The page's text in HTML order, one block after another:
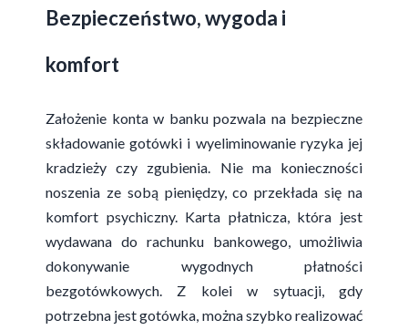
Bezpieczeństwo, wygoda i
komfort
Założenie konta w banku pozwala na bezpieczne
składowanie gotówki i wyeliminowanie ryzyka jej
kradzieży czy zgubienia. Nie ma konieczności
noszenia ze sobą pieniędzy, co przekłada się na
komfort psychiczny. Karta płatnicza, która jest
wydawana do rachunku bankowego, umożliwia
dokonywanie wygodnych płatności
bezgotówkowych. Z kolei w sytuacji, gdy
potrzebna jest gotówka, można szybko realizować